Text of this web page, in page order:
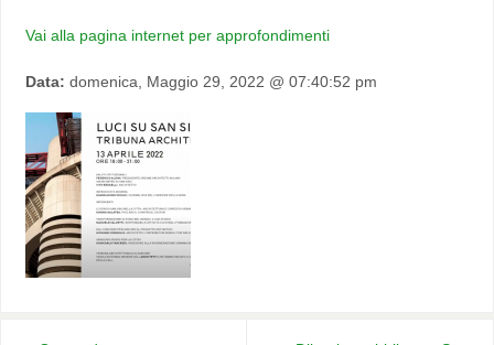
Vai alla pagina internet per approfondimenti
Data: domenica, Maggio 29, 2022 @ 07:40:52 pm